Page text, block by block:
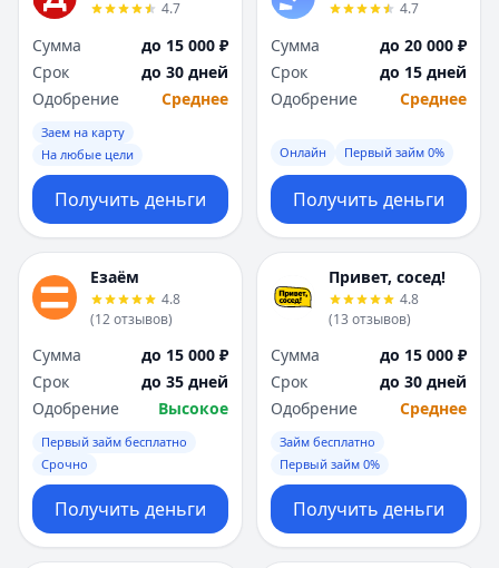
4.7
Сумма
до 15 000 ₽
Срок
до 30 дней
Одобрение
Среднее
Заем на карту
На любые цели
Получить деньги
4.7
Сумма
до 20 000 ₽
Срок
до 15 дней
Одобрение
Среднее
Онлайн Первый займ 0%
Получить деньги
Езаём
4.8
(12отзывов)
Сумма
до 15 000 ₽
Срок
до 35 дней
Одобрение
Высокое
Первый займ бесплатно
Срочно
Получить деньги
Привет, сосед!
4.8
(13 отзывов)
Сумма
до 15 000 ₽
Срок
до 30 дней
Одобрение
Среднее
Займ бесплатно
Первый займ 0%
Получить деньги